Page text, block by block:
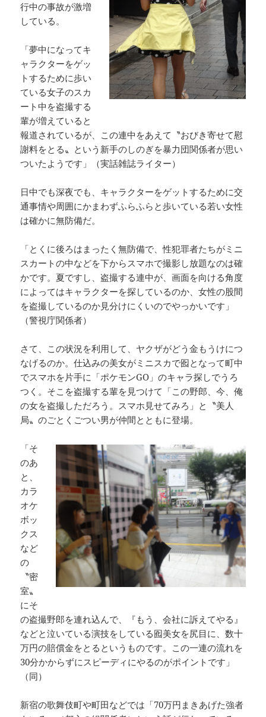
行中の事故が激増
している。
「夢中になってキ
ャラクターをゲッ
トするために歩い
ている女子のスカ
ート中を盗撮する
輩が増えていると
報道されているが、この連中をあえて〝おびき寄せて慰
謝料をとる〟という新手のしのぎを暴力団関係者が思い
ついたようです」（実話雑誌ライター）
日中でも深夜でも、キャラクターをゲットするために交
通事情や周囲にかまわずふらふらと歩いている若い女性
は確かに無防備だ。
「とくに後ろはまったく無防備で、性犯罪者たちがミニ
スカートの中などを下からスマホで撮影し放題なのは確
かです。夏ですし、盗撮する連中が、画面を向ける角度
によってはキャラクターを探しているのか、女性の股間
を盗撮しているのか見分けにくいのでやっかいです」
（警視庁関係者）
さて、この状況を利用して、ヤクザがどう金もうけにつ
なげるのか。仕込みの美女がミニスカで囮となって町中
でスマホを片手に「ポケモンGO」のキャラ探しでうろ
つく。そこを盗撮する輩を見つけて「この野郎、今、俺
の女を盗撮しただろう。スマホ見せてみろ」と〝美人
局〟のごとくごつい男が仲間とともに登場。
「そ
のあ
と、
カラ
オケ
ボッ
クス
など
の
〝密
室〟
にそ
の盗撮野郎を連れ込んで、『もう、会社に訴えてやる』
などと泣いている演技をしている囮美女を尻目に、数十
万円の賠償金をとるというものです。この一連の流れを
30分かからずにスピーディにやるのがポイントです」
（同）
新宿の歌舞伎町や町田などでは「70万円まきあげた強者